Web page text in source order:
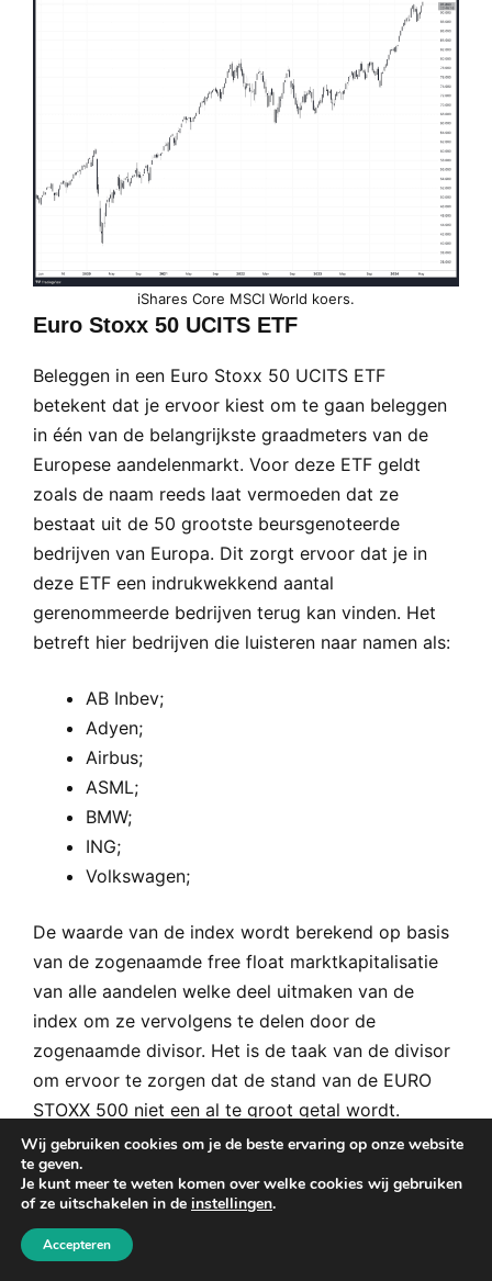
iShares Core MSCI World koers.
Euro Stoxx 50 UCITS ETF
Beleggen in een Euro Stoxx 50 UCITS ETF
betekent dat je ervoor kiest om te gaan beleggen
in één van de belangrijkste graadmeters van de
Europese aandelenmarkt. Voor deze ETF geldt
zoals de naam reeds laat vermoeden dat ze
bestaat uit de 50 grootste beursgenoteerde
bedrijven van Europa. Dit zorgt ervoor dat je in
deze ETF een indrukwekkend aantal
gerenommeerde bedrijven terug kan vinden. Het
betreft hier bedrijven die luisteren naar namen als:
AB Inbev;
Adyen;
Airbus;
ASML;
BMW;
ING;
Volkswagen;
De waarde van de index wordt berekend op basis
van de zogenaamde free float marktkapitalisatie
van alle aandelen welke deel uitmaken van de
index om ze vervolgens te delen door de
zogenaamde divisor. Het is de taak van de divisor
om ervoor te zorgen dat de stand van de EURO
STOXX 500 niet een al te groot getal wordt.
Ondanks het feit dat de eurozone momenteel
bestaat uit 19 verschillende landen is niet elk land
vertegenwoordigd in de index. De exacte
samenstelling verandert bovendien regelmatig.
Voor beleggers die graag gespreid willen beleggen
Wij gebruiken cookies om je de beste ervaring op onze website
te geven.
Je kunt meer te weten komen over welke cookies wij gebruiken
of ze uitschakelen in de instellingen.
Accepteren